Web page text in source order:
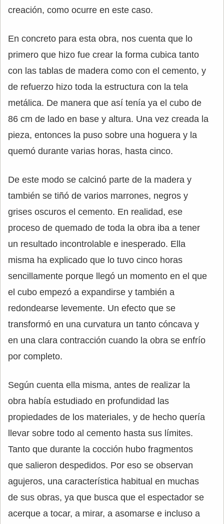
creación, como ocurre en este caso.
En concreto para esta obra, nos cuenta que lo
primero que hizo fue crear la forma cubica tanto
con las tablas de madera como con el cemento, y
de refuerzo hizo toda la estructura con la tela
metálica. De manera que así tenía ya el cubo de
86 cm de lado en base y altura. Una vez creada la
pieza, entonces la puso sobre una hoguera y la
quemó durante varias horas, hasta cinco.
De este modo se calcinó parte de la madera y
también se tiñó de varios marrones, negros y
grises oscuros el cemento. En realidad, ese
proceso de quemado de toda la obra iba a tener
un resultado incontrolable e inesperado. Ella
misma ha explicado que lo tuvo cinco horas
sencillamente porque llegó un momento en el que
el cubo empezó a expandirse y también a
redondearse levemente. Un efecto que se
transformó en una curvatura un tanto cóncava y
en una clara contracción cuando la obra se enfrío
por completo.
Según cuenta ella misma, antes de realizar la
obra había estudiado en profundidad las
propiedades de los materiales, y de hecho quería
llevar sobre todo al cemento hasta sus límites.
Tanto que durante la cocción hubo fragmentos
que salieron despedidos. Por eso se observan
agujeros, una característica habitual en muchas
de sus obras, ya que busca que el espectador se
acerque a tocar, a mirar, a asomarse e incluso a